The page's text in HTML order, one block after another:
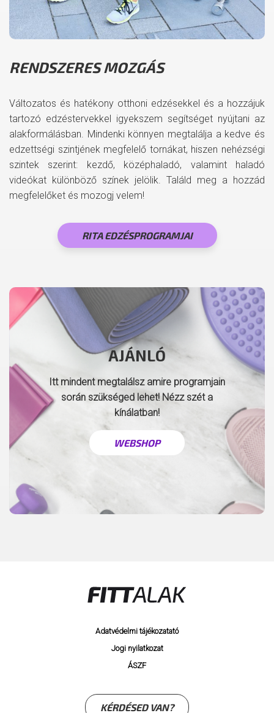
RENDSZERES MOZGÁS
Változatos és hatékony otthoni edzésekkel és a hozzájuk
tartozó edzéstervekkel igyekszem segítséget nyújtani az
alakformálásban. Mindenki könnyen megtalálja a kedve és
edzettségi szintjének megfelelő tornákat, hiszen nehézségi
szintek szerint: kezdő, középhaladó, valamint haladó
videókat különböző színek jelölik. Találd meg a hozzád
megfelelőket és mozogj velem!
RITA EDZÉSPROGRAMJAI
AJÁNLÓ
Itt mindent megtalálsz amire programjain
során szükséged lehet! Nézz szét a
kínálatban!
WEBSHOP
KÉRDÉSED VAN?
Adatvédelmi tájékozatató
Jogi nyilatkozat
ÁSZF